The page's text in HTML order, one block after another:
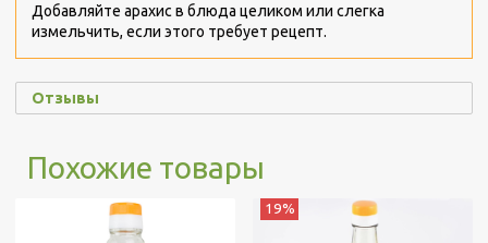
Добавляйте арахис в блюда целиком или слегка
измельчить, если этого требует рецепт.
Отзывы
Похожие товары
19%